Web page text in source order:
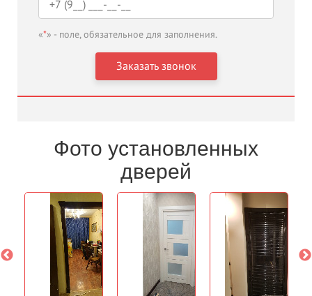
«*» - поле, обязательное для заполнения.
Фото установленных
дверей